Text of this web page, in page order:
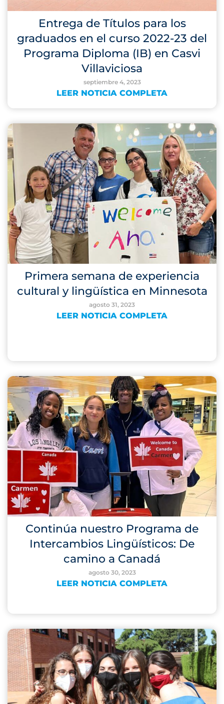
Entrega de Títulos para los
graduados en el curso 2022-23 del
Programa Diploma (IB) en Casvi
Villaviciosa
septiembre 4, 2023
LEER NOTICIA COMPLETA
Primera semana de experiencia
cultural y lingüística en Minnesota
agosto 31, 2023
LEER NOTICIA COMPLETA
Continúa nuestro Programa de
Intercambios Lingüísticos: De
camino a Canadá
agosto 30, 2023
LEER NOTICIA COMPLETA